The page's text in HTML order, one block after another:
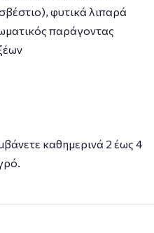
φυτικά λιπαρά
παράγοντας
καθημερινά 2 έως 4